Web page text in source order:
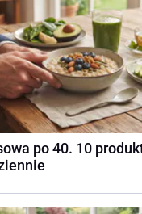
po 40. 10